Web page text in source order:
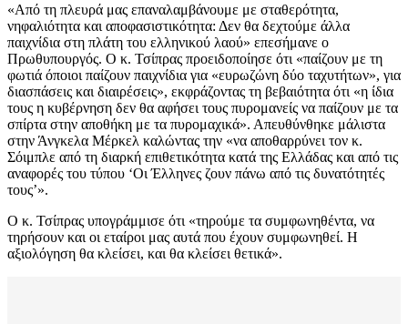
«Από τη πλευρά μας επαναλαμβάνουμε με σταθερότητα,
νηφαλιότητα και αποφασιστικότητα: Δεν θα δεχτούμε άλλα
παιχνίδια στη πλάτη του ελληνικού λαού» επεσήμανε ο
Πρωθυπουργός. Ο κ. Τσίπρας προειδοποίησε ότι «παίζουν με τη
φωτιά όποιοι παίζουν παιχνίδια για «ευρωζώνη δύο ταχυτήτων», για
διασπάσεις και διαιρέσεις», εκφράζοντας τη βεβαιότητα ότι «η ίδια
τους η κυβέρνηση δεν θα αφήσει τους πυρομανείς να παίζουν με τα
σπίρτα στην αποθήκη με τα πυρομαχικά». Απευθύνθηκε μάλιστα
στην Άνγκελα Μέρκελ καλώντας την «να αποθαρρύνει τον κ.
Σόιμπλε από τη διαρκή επιθετικότητα κατά της Ελλάδας και από τις
αναφορές του τύπου ‘Οι Έλληνες ζουν πάνω από τις δυνατότητές
τους’».
Ο κ. Τσίπρας υπογράμμισε ότι «τηρούμε τα συμφωνηθέντα, να
τηρήσουν και οι εταίροι μας αυτά που έχουν συμφωνηθεί. Η
αξιολόγηση θα κλείσει, και θα κλείσει θετικά».